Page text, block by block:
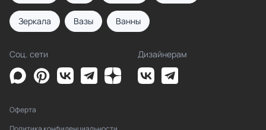
Зеркала Вазы Ванны
Соц. сети Дизайнерам
Оферта